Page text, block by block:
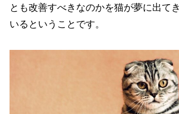
とも改善すべきなのかを猫が夢に出て
いるということです。